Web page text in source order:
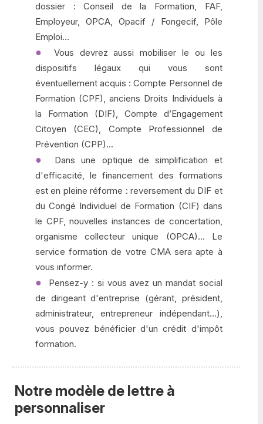
dossier : Conseil de la Formation, FAF,
Employeur, OPCA, Opacif / Fongecif, Pôle
Emploi...
Vous devrez aussi mobiliser le ou les
dispositifs légaux qui vous sont
éventuellement acquis : Compte Personnel de
Formation (CPF), anciens Droits Individuels à
la Formation (DIF), Compte d’Engagement
Citoyen (CEC), Compte Professionnel de
Prévention (CPP)...
Dans une optique de simplification et
d'efficacité, le financement des formations
est en pleine réforme : reversement du DIF et
du Congé Individuel de Formation (CIF) dans
le CPF, nouvelles instances de concertation,
organisme collecteur unique (OPCA)... Le
service formation de votre CMA sera apte à
vous informer.
Pensez-y : si vous avez un mandat social
de dirigeant d'entreprise (gérant, président,
administrateur, entrepreneur indépendant...),
vous pouvez bénéficier d'un crédit d'impôt
formation.
Notre modèle de lettre à
personnaliser